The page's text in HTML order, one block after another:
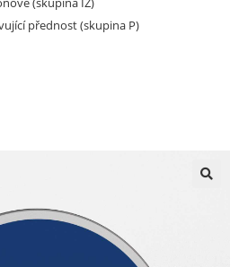
přednost (skupina P)